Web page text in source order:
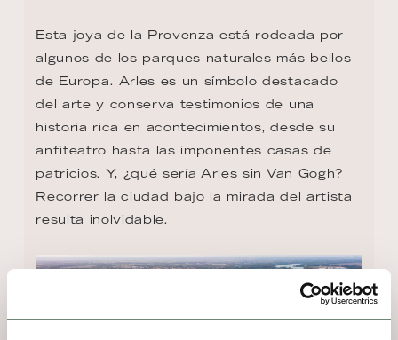
Esta joya de la Provenza está rodeada por
algunos de los parques naturales más bellos
de Europa. Arles es un símbolo destacado
del arte y conserva testimonios de una
historia rica en acontecimientos, desde su
anfiteatro hasta las imponentes casas de
patricios. Y, ¿qué sería Arles sin Van Gogh?
Recorrer la ciudad bajo la mirada del artista
resulta inolvidable.